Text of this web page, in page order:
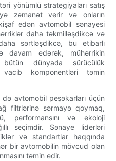
yönümlü strategiyaları satış
zəmanət verir və onların
edən avtomobil sənayesi
daha təkmilləşdikcə və
sərtləşdikcə, bu etibarlı
davam edərək, mühərrikin
bütün dünyada sürücülük
vacib komponentləri təmin
avtomobil peşəkarları üçün
filtrlərinə sərmayə qoymaq,
performansını və ekoloji
seçimdir. Sənaye liderləri
və standartlar haqqında
bir avtomobilin mövcud olan
təmin edir.